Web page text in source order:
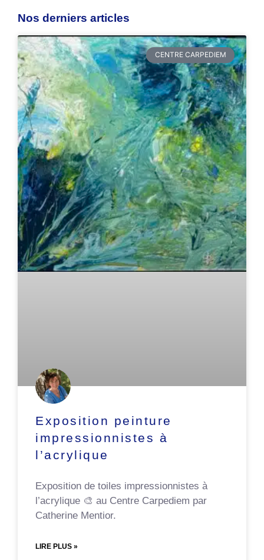
Nos derniers articles
CENTRE CARPEDIEM
Exposition peinture
impressionnistes à
l’acrylique
Exposition de toiles impressionnistes à
l’acrylique 🎨 au Centre Carpediem par
Catherine Mentior.
LIRE PLUS »